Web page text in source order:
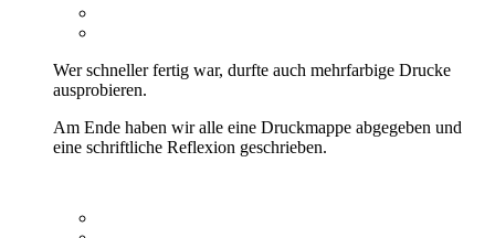
Wer schneller fertig war, durfte auch mehrfarbige Drucke
ausprobieren.
Am Ende haben wir alle eine Druckmappe abgegeben und
eine schriftliche Reflexion geschrieben.